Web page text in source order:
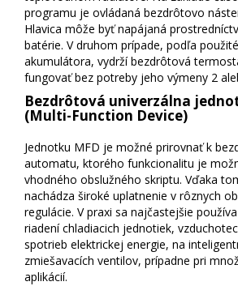
programu je ovládaná bezdrôtovo
Hlavica môže byť napájaná
batérie. V druhom prípade, podľa
akumulátora, vydrží bezdrôtová
fungovať bez potreby jeho výmeny 2
Bezdrôtová univerzálna
(Multi-Function Device)
Jednotku MFD je možné prirovnať k
automatu, ktorého funkcionalitu je
vhodného obslužného skriptu. Vďaka
nachádza široké uplatnenie v rôznych
regulácie. V praxi sa najčastejšie
riadení chladiacich jednotiek,
spotrieb elektrickej energie, na
zmiešavacích ventilov, prípadne pri
aplikácií.